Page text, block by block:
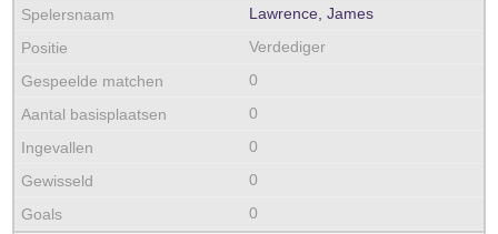
Lawrence, James
Verdediger
0
0
0
0
0